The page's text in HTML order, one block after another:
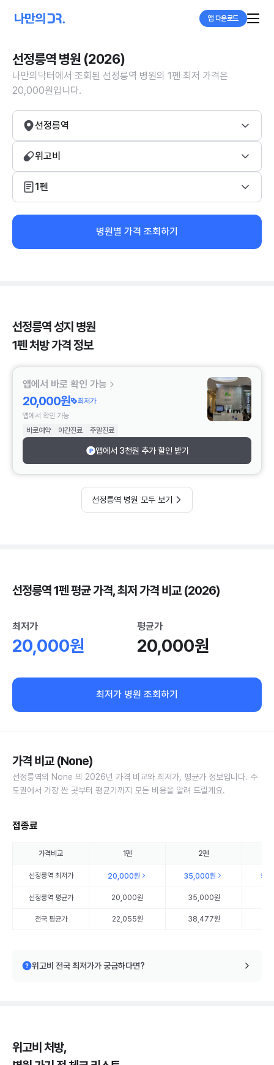
앱 다운로드
선정릉역 병원 (2026)
나만의닥터에서 조회된 선정릉역 병원의 1펜 최저 가격은
20,000원입니다.
선정릉역
위고비
1펜
병원별 가격 조회하기
선정릉역 성지 병원
1펜 처방 가격 정보
앱에서 바로 확인 가능
20,000원
최저가
앱에서 확인 가능
바로예약
야간진료 주말진료
앱에서 3천원 추가 할인 받기
선정릉역 병원 모두 보기
선정릉역 1펜 평균 가격, 최저 가격 비교 (2026)
최저가
20,000원
평균가
20,000원
최저가 병원 조회하기
가격 비교 (None)
선정릉역의 None 의 2026년 가격 비교와 최저가, 평균가 정보입니다. 수
도권에서 가장 싼 곳부터 평균가까지 모든 비용을 알려 드릴게요.
접종료
가격비교 1펜 2펜
선정릉역최저가 20,000원 35,000원
선정릉역평균가 20,000원 35,000원
전국 평균가 22,055원 38,477원
위고비 전국 최저가가 궁금하다면?
위고비 처방,